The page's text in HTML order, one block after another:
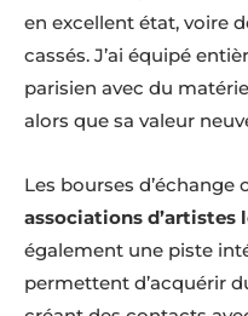
en excellent état, voire
cassés. J’ai équipé
parisien avec du
alors que sa valeur
Les bourses d’échange
associations d’artistes
également une piste
permettent d’acquérir